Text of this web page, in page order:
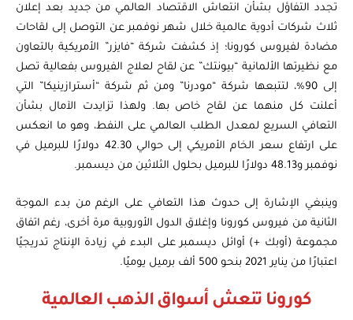
تجدد التفاؤل بشأن انتعاش الاقتصاد العالمي من جديد بعد إعلان
ثلاث شركات أدوية عالمية خلال شهر نوفمبر عن التوصل إلى لقاحات
مضادة لفيروس كورونا؛ إذ كشفت شركة “فايزر” الأمريكية بالتعاون
مع نظيرتها الألمانية “بيونتك” عن لقاح لعلاج الفيروس بفعالية تصل
إلى 90%، لتتبعها شركة “مودرنا” ومن ثم شركة “أسترازينيكا” التي
أعلنت كل منهما عن لقاح خاص بها. ولهذا تزايدت الآمال بشأن
التعافي السريع لمعدل الطلب العالمي على النفط، وهو ما انعكس
على ارتفاع سعر الخام الأمريكي إلى حوالي 42.30 دولارًا للبرميل في
نوفمبر و48.13 دولارًا للبرميل بحلول الثلاثين من ديسمبر.
وينبغي الإشارة إلى حدوث هذا التعافي على الرغم من بدء الموجة
الثانية من فيروس كورونا وإغلاق الدول الأوروبية مرة أخرى، رغم اتفاق
مجموعة (أوبك +) أوائل ديسمبر على البدء في زيادة الإنتاج تدريجيًا
اعتبارًا من يناير 2021 بنحو 500 ألف برميل يوميًا.
كورونا تنعش أسواق الذهب العالمية